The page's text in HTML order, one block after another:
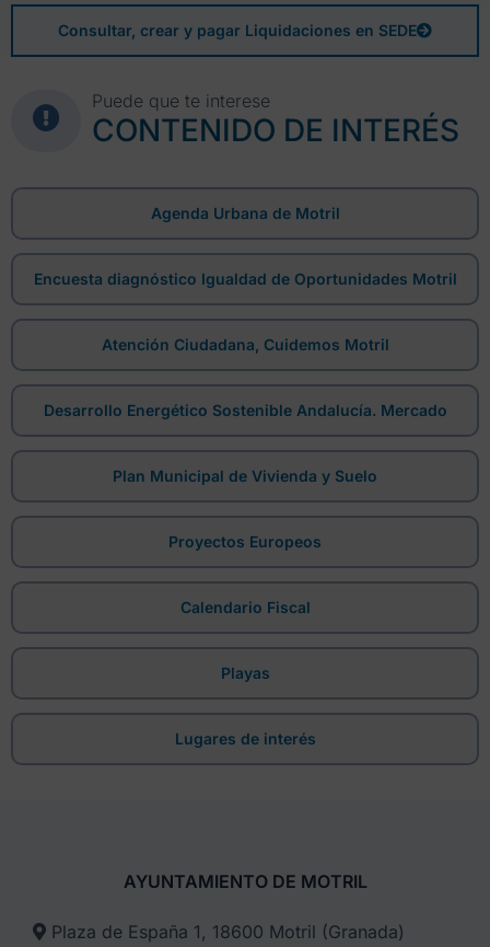
Consultar, crear y pagar Liquidaciones en SEDE
Puede que te interese
CONTENIDO DE INTERÉS
Agenda Urbana de Motril
Encuesta diagnóstico Igualdad de Oportunidades Motril
Atención Ciudadana, Cuidemos Motril
Desarrollo Energético Sostenible Andalucía. Mercado
Plan Municipal de Vivienda y Suelo
Proyectos Europeos
Calendario Fiscal
Playas
Lugares de interés
AYUNTAMIENTO DE MOTRIL
Plaza de España 1, 18600 Motril (Granada)​